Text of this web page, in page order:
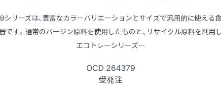
シリーズは、豊富なカラーバリエーションとサイズで汎用的に使える
です。通常のバージン原料を使用したものと、リサイクル原料を利用
エコトレーシリーズ…
OCD 264379
受発注